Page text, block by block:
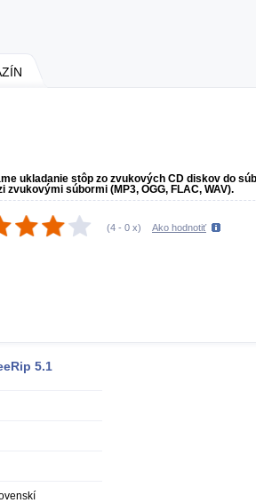
ukladanie stôp zo zvukových CD diskov do
zvukovými súbormi (MP3, OGG, FLAC, WAV).
(4 - 0 x) Ako hodnotiť
5.1